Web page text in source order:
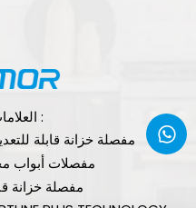
العلامات الساخنة :
مفصلة خزانة قابلة
مفصلات أبواب
مفصلة خزانة